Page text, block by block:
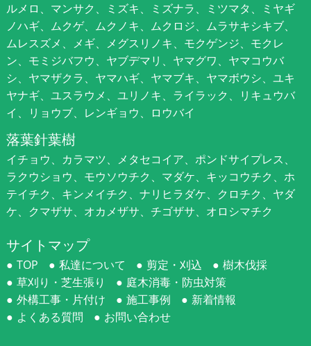
ルメロ、マンサク、ミズキ、ミズナラ、ミツマタ、ミヤギ
ノハギ、ムクゲ、ムクノキ、ムクロジ、ムラサキシキブ、
ムレスズメ、メギ、メグスリノキ、モクゲンジ、モクレ
ン、モミジバフウ、ヤブデマリ、ヤマグワ、ヤマコウバ
シ、ヤマザクラ、ヤマハギ、ヤマブキ、ヤマボウシ、ユキ
ヤナギ、ユスラウメ、ユリノキ、ライラック、リキュウバ
イ、リョウブ、レンギョウ、ロウバイ
落葉針葉樹
イチョウ、カラマツ、メタセコイア、ポンドサイプレス、
ラクウショウ、モウソウチク、マダケ、キッコウチク、ホ
テイチク、キンメイチク、ナリヒラダケ、クロチク、ヤダ
ケ、クマザサ、オカメザサ、チゴザサ、オロシマチク
サイトマップ
TOP 私達について 剪定・刈込
樹木伐採
草刈り・芝生張り
庭木消毒・防虫対策
外構工事・片付け
施工事例
新着情報
よくある質問
お問い合わせ